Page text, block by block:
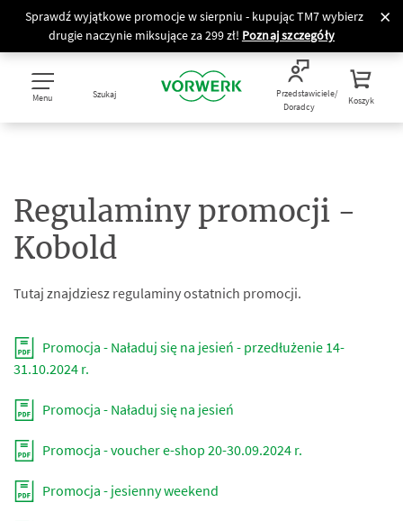
Sprawdź wyjątkowe promocje w sierpniu - kupując TM7 wybierz
drugie naczynie miksujące za 299 zł! Poznaj szczegóły
Menu Szukaj
Przedstawiciele/
Doradcy
Koszyk
Regulaminy promocji -
Kobold
Tutaj znajdziesz regulaminy ostatnich promocji.
Promocja - Naładuj się na jesień - przedłużenie 14-
31.10.2024 r.
Promocja - Naładuj się na jesień
Promocja - voucher e-shop 20-30.09.2024 r.
Promocja - jesienny weekend